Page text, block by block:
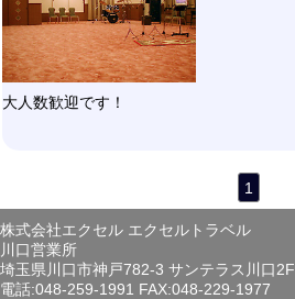
大人数歓迎です！
1
株式会社エクセル エクセルトラベル
川口営業所
埼玉県川口市神戸782-3 サンテラス川口2F
電話:048-259-1991 FAX:048-229-1977